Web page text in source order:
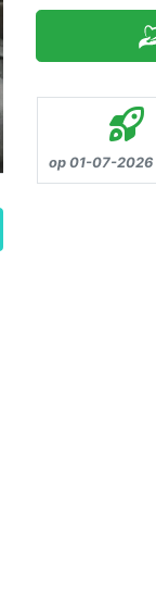
op 01-07-2026